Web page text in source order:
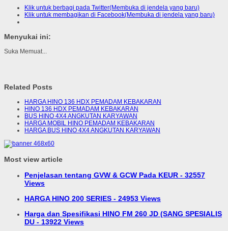
Klik untuk berbagi pada Twitter(Membuka di jendela yang baru)
Klik untuk membagikan di Facebook(Membuka di jendela yang baru)
Menyukai ini:
Suka Memuat...
Related Posts
HARGA HINO 136 HDX PEMADAM KEBAKARAN
HINO 136 HDX PEMADAM KEBAKARAN
BUS HINO 4X4 ANGKUTAN KARYAWAN
HARGA MOBIL HINO PEMADAM KEBAKARAN
HARGA BUS HINO 4X4 ANGKUTAN KARYAWAN
Most view article
Penjelasan tentang GVW & GCW Pada KEUR - 32557
Views
HARGA HINO 200 SERIES - 24953 Views
Harga dan Spesifikasi HINO FM 260 JD (SANG SPESIALIS
DU - 13922 Views